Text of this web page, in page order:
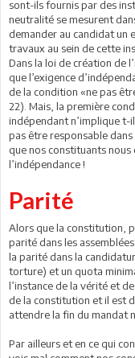
sont-ils fournis par des
neutralité se mesurent
demander au candidat un
travaux au sein de cette
Dans la loi de création de
que l’exigence
de la condition «ne pas
22). Mais, la première
indépendant n’implique t-
pas être responsable dans
que nos constituants
l’indépendance !
Parité
Alors que la constitution,
parité dans les
la parité dans la
torture) et un quota
l’instance de la vérité et
de la constitution et il est
attendre la fin du mandat
Par ailleurs et en ce qui